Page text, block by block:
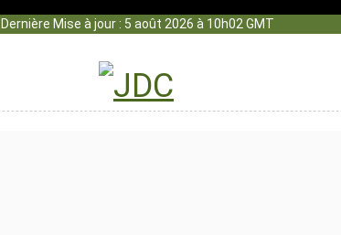
Dernière Mise à jour : 5 août 2026 à 10h02 GMT